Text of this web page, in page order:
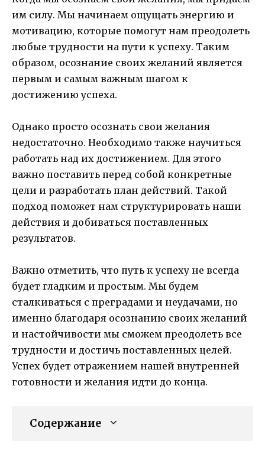
им силу. Мы начинаем ощущать энергию и
мотивацию, которые помогут нам преодолеть
любые трудности на пути к успеху. Таким
образом, осознание своих желаний является
первым и самым важным шагом к
достижению успеха.
Однако просто осознать свои желания
недостаточно. Необходимо также научиться
работать над их достижением. Для этого
важно поставить перед собой конкретные
цели и разработать план действий. Такой
подход поможет нам структурировать наши
действия и добиваться поставленных
результатов.
Важно отметить, что путь к успеху не всегда
будет гладким и простым. Мы будем
сталкиваться с преградами и неудачами, но
именно благодаря осознанию своих желаний
и настойчивости мы сможем преодолеть все
трудности и достичь поставленных целей.
Успех будет отражением нашей внутренней
готовности и желания идти до конца.
Содержание